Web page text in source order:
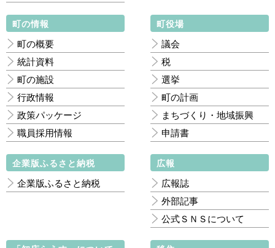
町の情報
町の概要
統計資料
町の施設
行政情報
政策パッケージ
職員採用情報
町役場
議会
税
選挙
町の計画
まちづくり・地域振興
申請書
企業版ふるさと納税
企業版ふるさと納税
広報
広報誌
外部記事
公式ＳＮＳについて